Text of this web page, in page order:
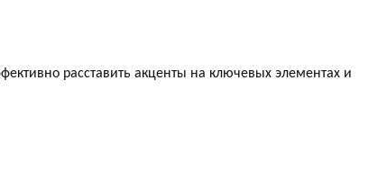
расставить акценты на ключевых элементах и